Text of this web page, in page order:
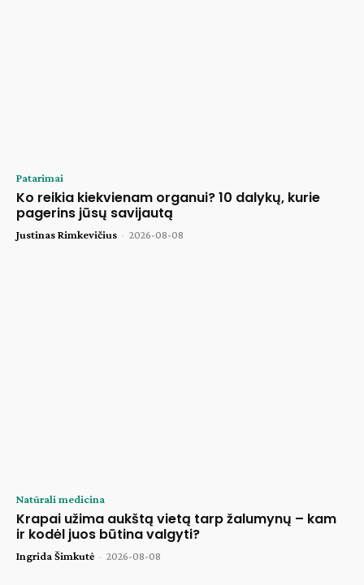
Patarimai
Ko reikia kiekvienam organui? 10 dalykų, kurie
pagerins jūsų savijautą
Justinas Rimkevičius - 2026-08-08
Natūrali medicina
Krapai užima aukštą vietą tarp žalumynų – kam
ir kodėl juos būtina valgyti?
Ingrida Šimkutė - 2026-08-08